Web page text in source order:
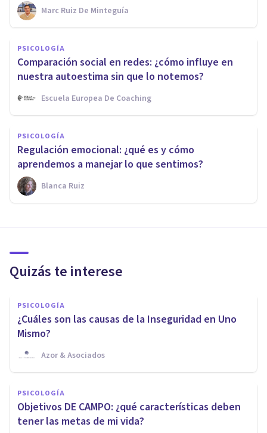
Marc Ruiz De Minteguía
PSICOLOGÍA
Comparación social en redes: ¿cómo influye en
nuestra autoestima sin que lo notemos?
Escuela Europea De Coaching
PSICOLOGÍA
Regulación emocional: ¿qué es y cómo
aprendemos a manejar lo que sentimos?
Blanca Ruiz
Quizás te interese
PSICOLOGÍA
¿Cuáles son las causas de la Inseguridad en Uno
Mismo?
Azor & Asociados
PSICOLOGÍA
Objetivos DE CAMPO: ¿qué características deben
tener las metas de mi vida?